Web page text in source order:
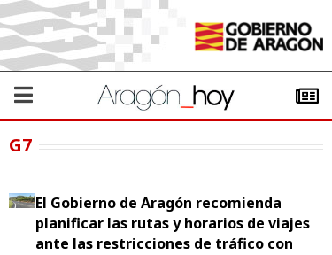
G7
El Gobierno de Aragón recomienda
planificar las rutas y horarios de viajes
ante las restricciones de tráfico con